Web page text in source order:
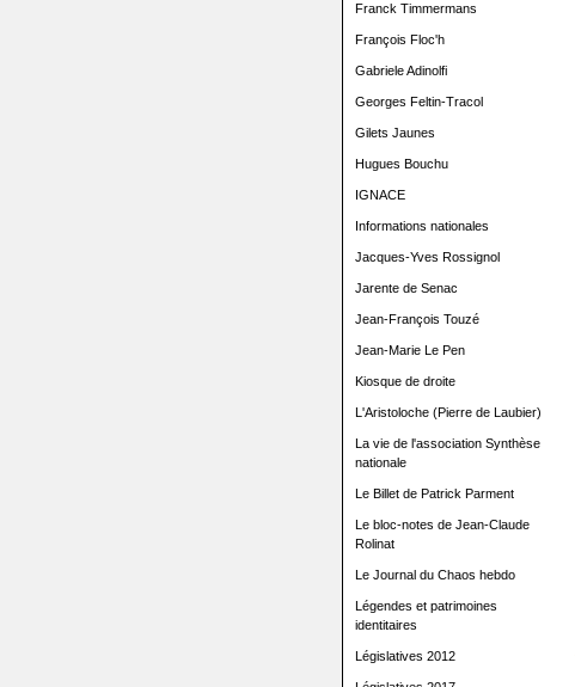
Franck Timmermans
François Floc'h
Gabriele Adinolfi
Georges Feltin-Tracol
Gilets Jaunes
Hugues Bouchu
IGNACE
Informations nationales
Jacques-Yves Rossignol
Jarente de Senac
Jean-François Touzé
Jean-Marie Le Pen
Kiosque de droite
L'Aristoloche (Pierre de Laubier)
La vie de l'association Synthèse
nationale
Le Billet de Patrick Parment
Le bloc-notes de Jean-Claude
Rolinat
Le Journal du Chaos hebdo
Légendes et patrimoines
identitaires
Législatives 2012